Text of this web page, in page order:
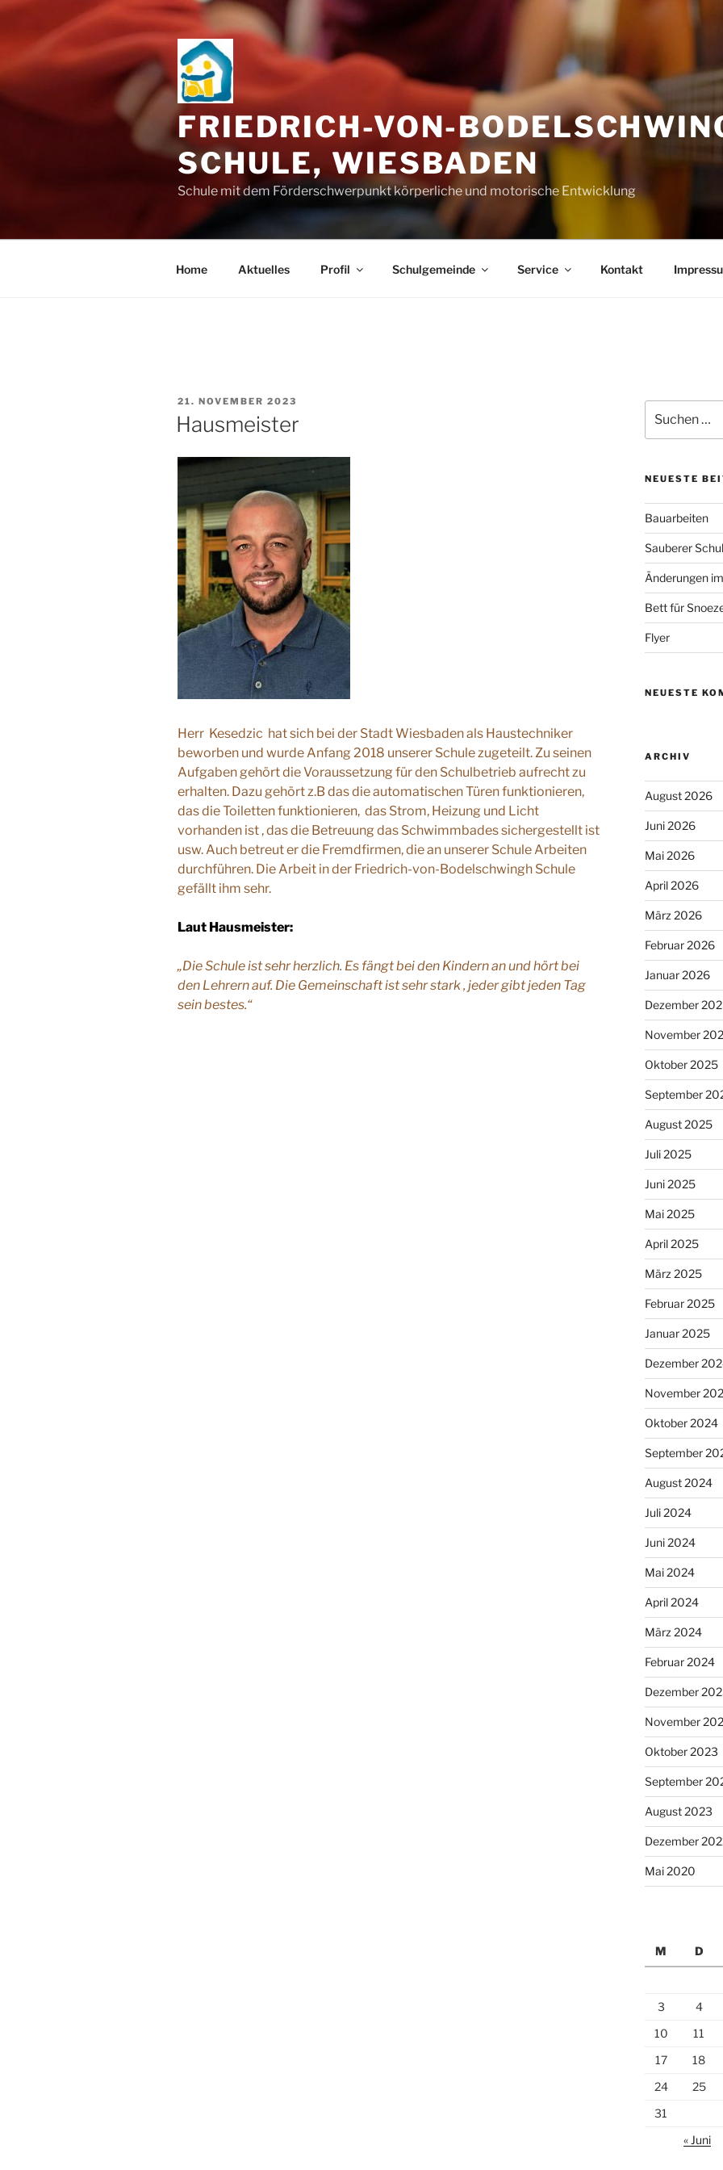
Zum
FRIEDRICH-VON-
SCHULE, WIESBADEN
Schule mit dem Förderschwerpunkt körperliche und motorische Entwicklung
Home Aktuelles Profil Schulgemeinde Service Kontakt
VERÖFFENTLICHT
AM
21. NOVEMBER 2023
Hausmeister
Herr Kesedzic hat sich bei der Stadt Wiesbaden als Haustechniker
beworben und wurde Anfang 2018 unserer Schule zugeteilt. Zu seinen
Aufgaben gehört die Voraussetzung für den Schulbetrieb aufrecht zu
erhalten. Dazu gehört z.B das die automatischen Türen funktionieren,
das die Toiletten funktionieren, das Strom, Heizung und Licht
vorhanden ist , das die Betreuung das Schwimmbades sichergestellt ist
usw. Auch betreut er die Fremdfirmen, die an unserer Schule Arbeiten
durchführen. Die Arbeit in der Friedrich-von-Bodelschwingh Schule
gefällt ihm sehr.
Laut Hausmeister:
„Die Schule ist sehr herzlich. Es fängt bei den Kindern an und hört bei
den Lehrern auf. Die Gemeinschaft ist sehr stark , jeder gibt jeden Tag
sein bestes.“
nach:
NEUESTE
Bauarbeiten
Sauberer
Änderungen
Bett für
Flyer
NEUESTE
ARCHIV
August 2026
Juni 2026
Mai 2026
April 2026
März 2026
Februar 2026
Januar 2026
Dezember
November
Oktober 2025
September
August 2025
Juli 2025
Juni 2025
Mai 2025
April 2025
März 2025
Februar 2025
Januar 2025
Dezember
November
Oktober 2024
September
August 2024
Juli 2024
Juni 2024
Mai 2024
April 2024
März 2024
Februar 2024
Dezember
November
Oktober 2023
September
August 2023
Dezember
Mai 2020
M D
3
4
10
11
17
18
24
25
31
« Juni